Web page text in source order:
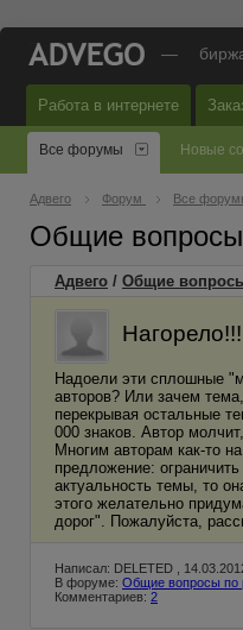
—
Работа в интернете
Все форумы Новые
Адвего Форум Все
Общие
Адвего / Общие
Нагорело!!!
Надоели эти сплошные
авторов? Или зачем
перекрывая остальные
000 знаков. Автор
Многим авторам как-то
предложение:
актуальность темы, то
этого желательно
дорог". Пожалуйста,
Написал: DELETED ,
В форуме: Общие вопросы по
Комментариев: 2